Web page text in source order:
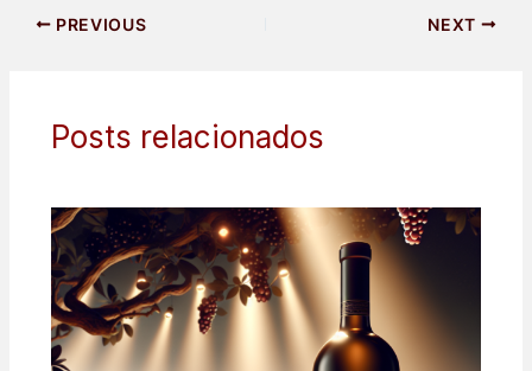
PREVIOUS NEXT
Posts relacionados